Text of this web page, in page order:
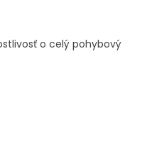
o celý pohybový